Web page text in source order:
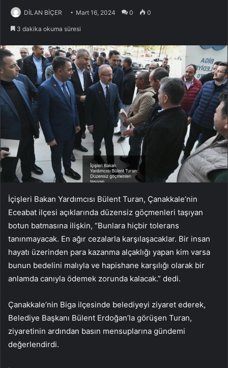
DİLAN BİÇER Mart 16, 2024 0 0
3 dakika okuma süresi
İçişleri Bakan Yardımcısı Bülent Turan, Çanakkale’nin
Eceabat ilçesi açıklarında düzensiz göçmenleri taşıyan
botun batmasına ilişkin, “Bunlara hiçbir tolerans
tanınmayacak. En ağır cezalarla karşılaşacaklar. Bir insan
hayatı üzerinden para kazanma alçaklığı yapan kim varsa
bunun bedelini malıyla ve hapishane karşılığı olarak bir
anlamda canıyla ödemek zorunda kalacak.” dedi.
Çanakkale’nin Biga ilçesinde belediyeyi ziyaret ederek,
Belediye Başkanı Bülent Erdoğan’la görüşen Turan,
ziyaretinin ardından basın mensuplarına gündemi
değerlendirdi.